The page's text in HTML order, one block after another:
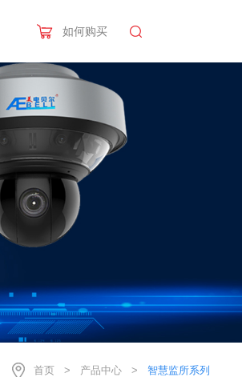
如何购买
首页 > 产品中心 > 智慧监所系列